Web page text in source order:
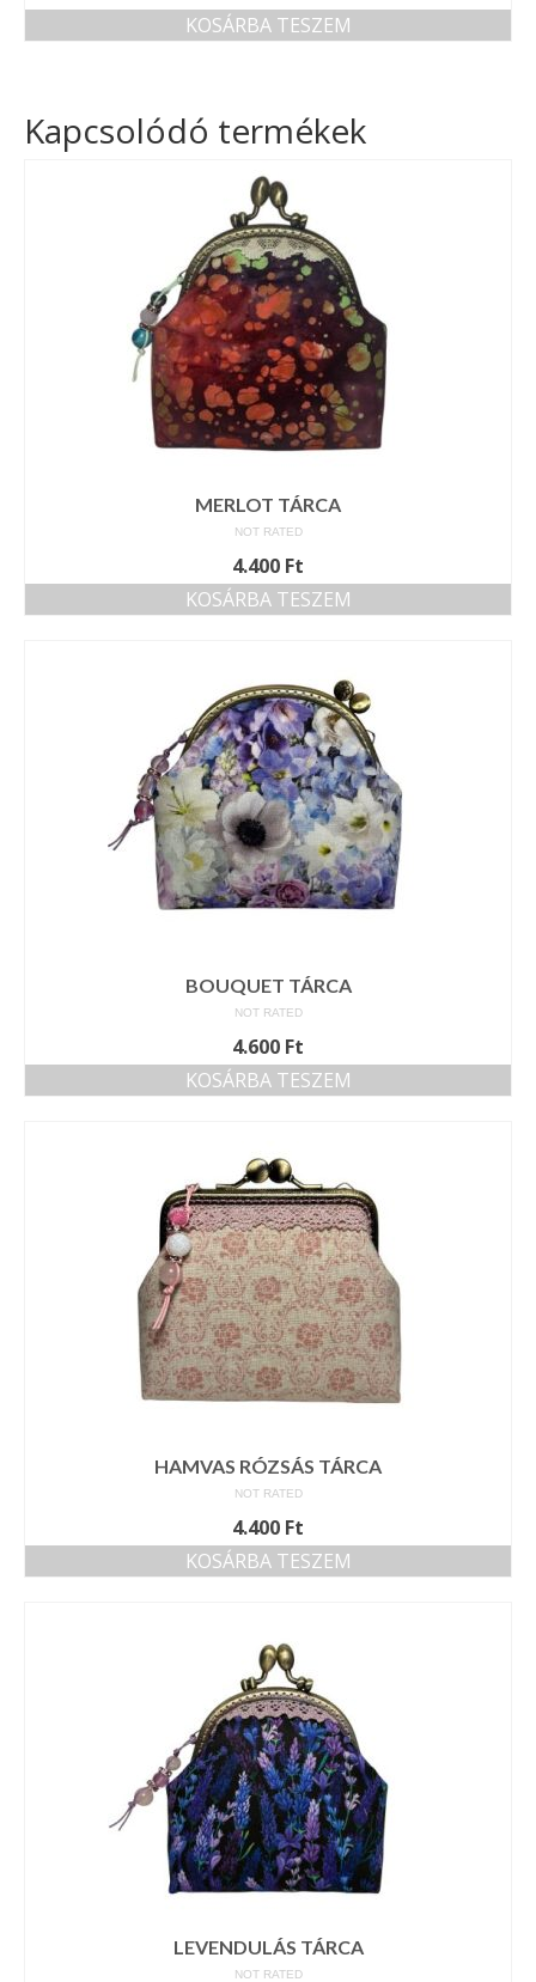
KOSÁRBA TESZEM
Kapcsolódó termékek
MERLOT TÁRCA
NOT RATED
4.400 Ft
KOSÁRBA TESZEM
BOUQUET TÁRCA
NOT RATED
4.600 Ft
KOSÁRBA TESZEM
HAMVAS RÓZSÁS TÁRCA
NOT RATED
4.400 Ft
KOSÁRBA TESZEM
LEVENDULÁS TÁRCA
NOT RATED